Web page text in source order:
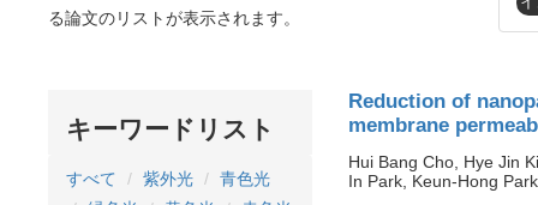
る論文のリストが表示されます。
キーワードリスト
すべて 紫外光
青色光
Reduction of
membrane
Hui Bang Cho, Hye Jin
In Park, Keun-Hong Park